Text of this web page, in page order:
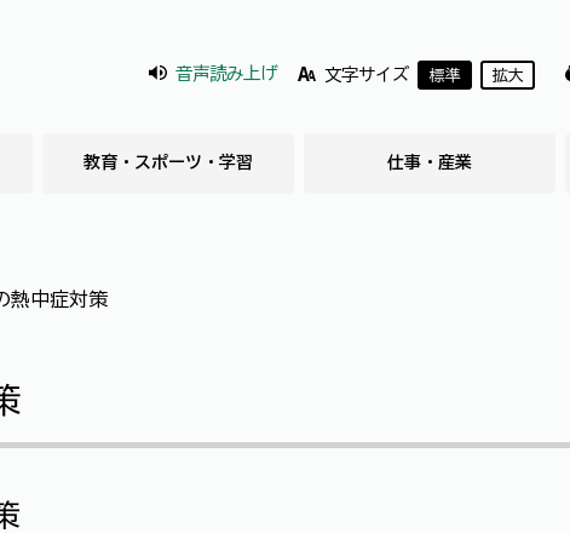
音声読み上げ 文字サイズ 標準 拡大
教育・スポーツ・学習 仕事・産業
熱中症対策